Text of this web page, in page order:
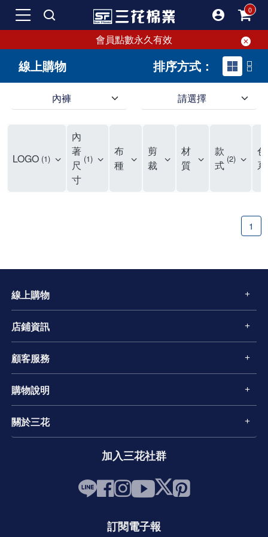
會員點數永久有效
線上購物 排序方式：
內褲 請選擇
LOGO 1
內
著
尺
寸
1
布
種
剪
裁
材
質
款
式 2
色
系
1
線上購物
店鋪資訊
顧客服務
購物說明
關於三花
加入三花社群
訂閱電子報